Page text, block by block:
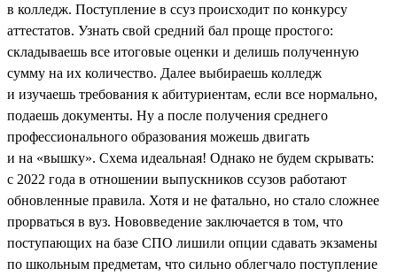
в колледж. Поступление в ссуз происходит по конкурсу
аттестатов. Узнать свой средний бал проще простого:
складываешь все итоговые оценки и делишь полученную
сумму на их количество. Далее выбираешь колледж
и изучаешь требования к абитуриентам, если все нормально,
подаешь документы. Ну а после получения среднего
профессионального образования можешь двигать
и на «вышку». Схема идеальная! Однако не будем скрывать:
с 2022 года в отношении выпускников ссузов работают
обновленные правила. Хотя и не фатально, но стало сложнее
прорваться в вуз. Нововведение заключается в том, что
поступающих на базе СПО лишили опции сдавать экзамены
по школьным предметам, что сильно облегчало поступление